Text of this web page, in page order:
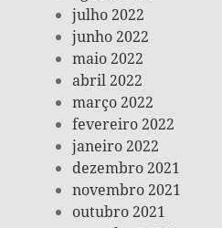
julho 2022
junho 2022
maio 2022
abril 2022
março 2022
fevereiro 2022
janeiro 2022
dezembro 2021
novembro 2021
outubro 2021